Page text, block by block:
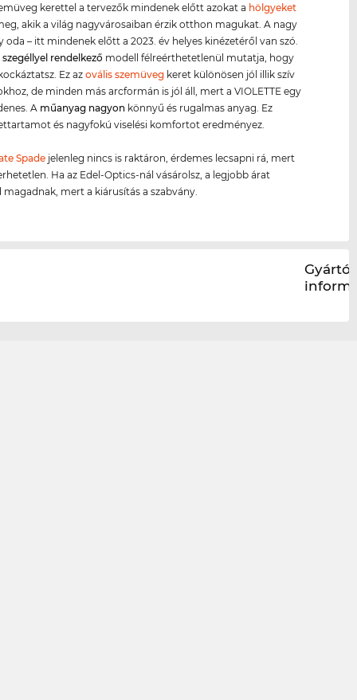
kerettel a tervezők mindenek előtt azokat a hölgyeket
akik a világ nagyvárosaiban érzik otthon magukat. A nagy
oda – itt mindenek előtt a 2023. év helyes kinézetéről van szó.
szegéllyel rendelkező modell félreérthetetlenül mutatja, hogy
Ez azovális szemüveg keret különösen jól illik szív
de minden más arcformán is jól áll, mert a VIOLETTE egy
A műanyag nagyon könnyű és rugalmas anyag. Ez
és nagyfokú viselési komfortot eredményez.
Spade jelenleg nincs is raktáron, érdemes lecsapni rá, mert
Ha az Edel-Optics-nál vásárolsz, a legjobb árat
magadnak, mert a kiárusítás a szabvány.
Gyártói